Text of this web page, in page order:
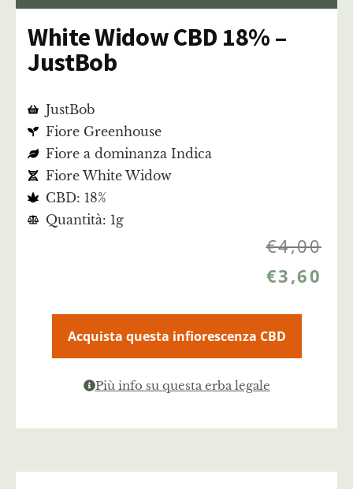
White Widow CBD 18% –
JustBob
JustBob
Fiore Greenhouse
Fiore a dominanza Indica
Fiore White Widow
CBD: 18%
Quantità: 1g
€4,00
€3,60
Acquista questa infiorescenza CBD
Più info su questa erba legale